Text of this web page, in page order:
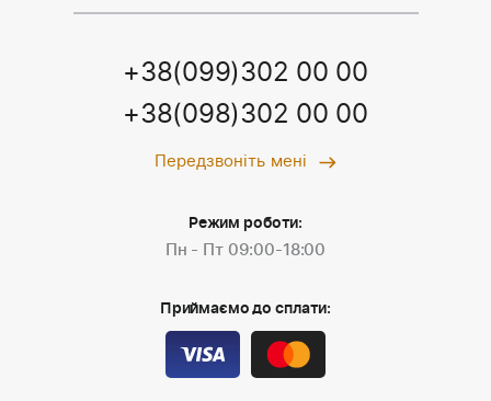
+38(099)302 00 00
+38(098)302 00 00
Передзвоніть мені
Режим роботи:
Пн - Пт 09:00-18:00
Приймаємо до сплати: